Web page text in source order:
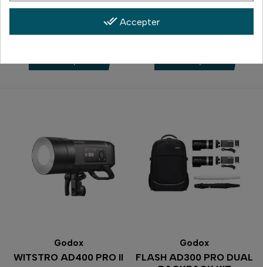
Nous contacter En réapprovisionnement
Godox
WITSTRO AD400 PRO II
Godox
FLASH AD300 PRO DUAL
done_all Accepter